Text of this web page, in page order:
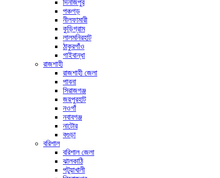
দিনাজপুর
পঞ্চগড়
নীলফামারী
কুড়িগ্রাম
লালমনিরহাট
ঠাকুরগাঁও
গাইবান্ধা
রাজশাহী
রাজশাহী জেলা
পাবনা
সিরাজগঞ্জ
জয়পুরহাট
নওগাঁ
নবাবগঞ্জ
নাটোর
বগুড়া
বরিশাল
বরিশাল জেলা
ঝালকাঠি
পটুয়াখালী